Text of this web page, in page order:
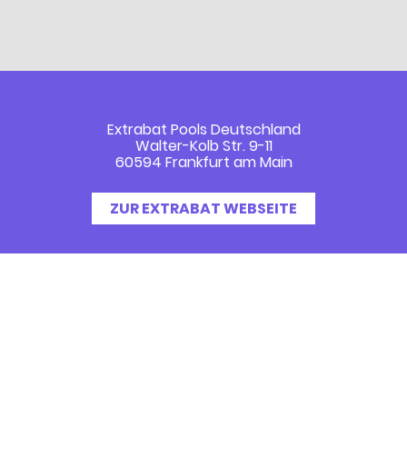
Extrabat Pools Deutschland
Walter-Kolb Str. 9-11
60594 Frankfurt am Main
ZUR EXTRABAT WEBSEITE